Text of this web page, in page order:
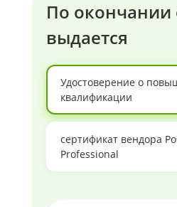
По окончании
выдается
Удостоверение о
квалификации
сертификат вендора
Professional